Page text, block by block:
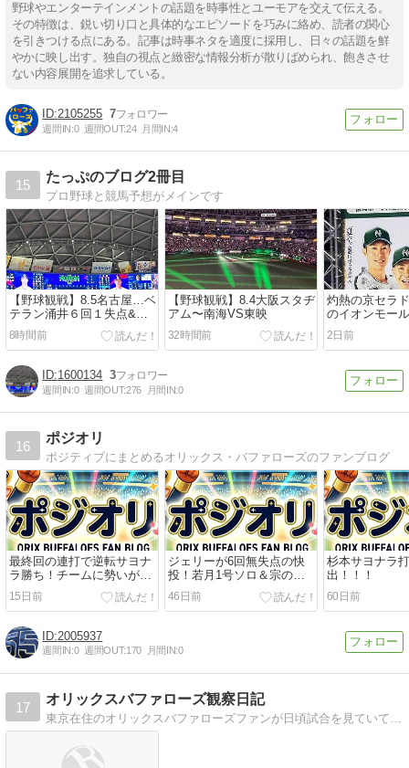
野球やエンターテインメントの話題を時事性とユーモアを交えて伝える。
その特徴は、鋭い切り口と具体的なエピソードを巧みに絡め、読者の関心
を引きつける点にある。記事は時事ネタを適度に採用し、日々の話題を鮮
やかに映し出す。独自の視点と緻密な情報分析が散りばめられ、飽きさせ
ない内容展開を追求している。
2105255 7
週間IN:0 週間OUT:24 月間IN:4
15
たっぷのブログ2冊目
プロ野球と競馬予想がメインです
【野球観戦】8.5名古屋…ベ
テラン涌井６回１失点&ナ
イスバント
8時間前
【野球観戦】8.4大阪スタヂ
アム〜南海VS東映
32時間前
灼熱の京セラ
のイオンモー
2日前
1600134 3
週間IN:0 週間OUT:276 月間IN:0
16
ポジオリ
ポジティブにまとめるオリックス・バファローズのファンブログ
最終回の連打で逆転サヨナ
ラ勝ち！チームに勢いがつ
きそうな一勝！
15日前
ジェリーが6回無失点の快
投！若月1号ソロ＆宗の適
時打で鷹を寄せ付けず5-0完
封勝利
46日前
杉本サヨナラ
出！！！
60日前
2005937
週間IN:0 週間OUT:170 月間IN:0
17
オリックスバファローズ観察日記